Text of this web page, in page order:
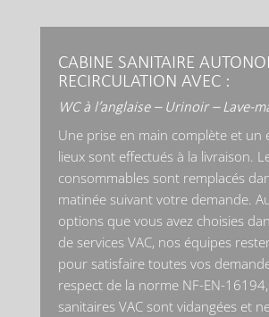
CABINE SANITAIRE
RECIRCULATION AVEC :
WC à l’anglaise – Urinoir – Lave-
Une prise en main complète et un
lieux sont effectués à la livraison.
consommables sont remplacés
matinée suivant votre demande.
options que vous avez choisies
de services VAC, nos équipes
pour satisfaire toutes vos
respect de la norme NF-EN-
sanitaires VAC sont vidangées et